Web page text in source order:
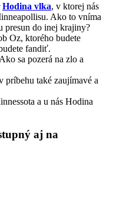
Hodina vlka, v ktorej nás
Ako to vníma
presun do inej krajiny?
Oz, ktorého budete
fandiť.
sa pozerá na zlo a
príbehu také zaujímavé a
a u nás Hodina
aj na